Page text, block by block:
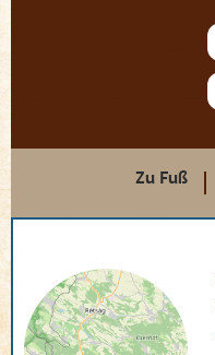
Zu Fuß